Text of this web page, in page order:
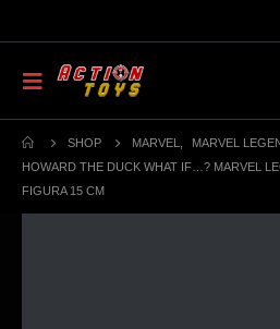
SHOP MARVEL
MARVEL
HOWARD THE DUCK WHAT IF…? MARVEL
FIGURA 15 CM